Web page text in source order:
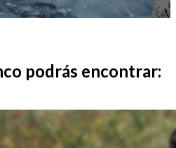
podrás encontrar: